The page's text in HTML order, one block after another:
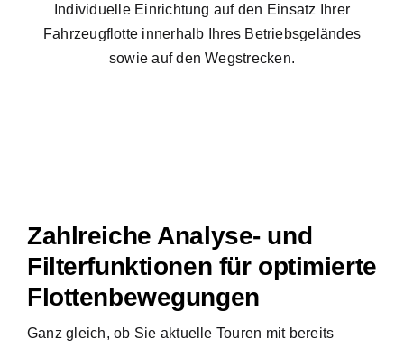
Individuelle Einrichtung auf den Einsatz Ihrer
Fahrzeugflotte innerhalb Ihres Betriebsgeländes
sowie auf den Wegstrecken.
Zahlreiche Analyse- und
Filterfunktionen für optimierte
Flottenbewegungen
Ganz gleich, ob Sie aktuelle Touren mit bereits